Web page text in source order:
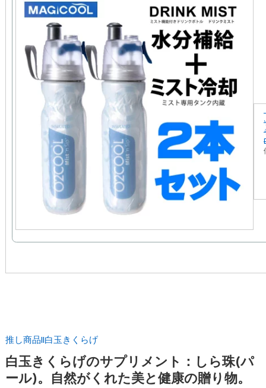
推し商品II白玉きくらげ
白玉きくらげのサプリメント：しら珠(パ
ール)。自然がくれた美と健康の贈り物。